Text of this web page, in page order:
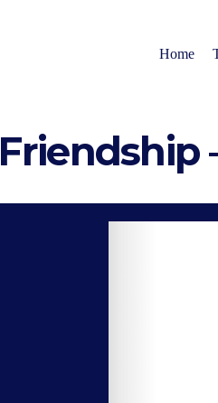
Home
Friendship